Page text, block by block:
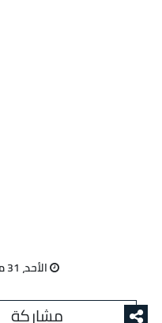
الأحد، 31 مايو 2026 10:42 ص
مشاركة